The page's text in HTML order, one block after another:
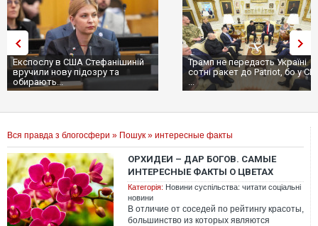
Експослу в США Стефанішиній
вручили нову підозру та
обирають...
Трамп не передасть Україні
сотні ракет до Patriot, бо у
...
Вся правда з блогосфери » Пошук » интересные факты
ОРХИДЕИ – ДАР БОГОВ. САМЫЕ
ИНТЕРЕСНЫЕ ФАКТЫ О ЦВЕТАХ
Категорія: Новини суспільства: читати соціальні
новини
В отличие от соседей по рейтингу красоты,
большинство из которых являются